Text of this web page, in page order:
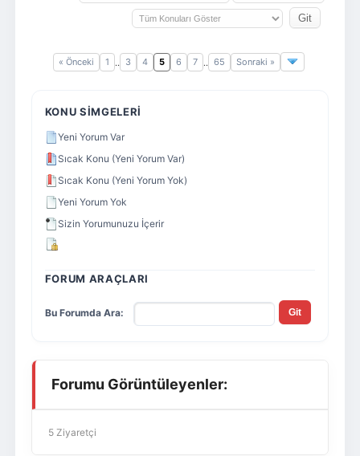
« Önceki 1 .. 3 4 5 6 7 .. 65 Sonraki »
KONU SIMGELERI
Yeni Yorum Var
Sıcak Konu (Yeni Yorum Var)
Sıcak Konu (Yeni Yorum Yok)
Yeni Yorum Yok
Sizin Yorumunuzu İçerir
FORUM ARAÇLARI
Bu Forumda Ara:
Forumu Görüntüleyenler:
5 Ziyaretçi